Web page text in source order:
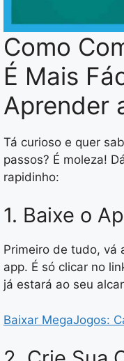
Como
É Mais
Aprender
Tá curioso e quer
passos? É moleza!
rapidinho:
1. Baixe o
Primeiro de tudo, vá
app. É só clicar no
já estará ao seu
Baixar MegaJogos: